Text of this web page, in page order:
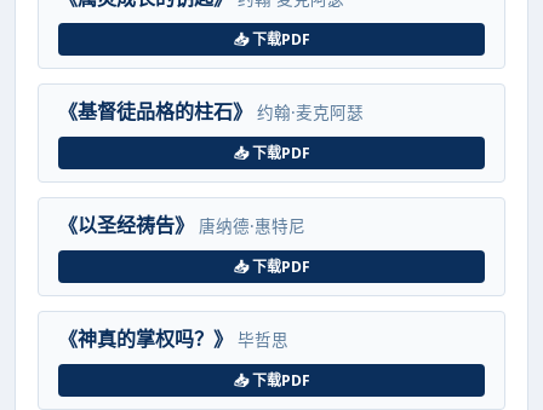
📥 下载PDF
《基督徒品格的柱石》 约翰·麦克阿瑟
📥 下载PDF
《以圣经祷告》 唐纳德·惠特尼
📥 下载PDF
《神真的掌权吗？》 毕哲思
📥 下载PDF